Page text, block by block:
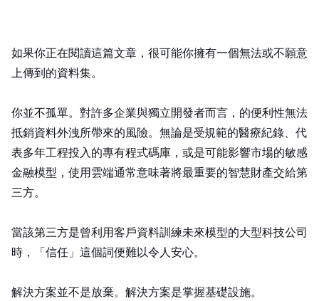
如果你正在閱讀這篇文章，很可能你擁有一個無法——或不願意——
上傳到 OpenAI 的資料集。
你並不孤單。對許多企業與獨立開發者而言，ChatGPT 的便利性無法
抵銷資料外洩所帶來的風險。無論是受 HIPAA 規範的醫療紀錄、代
表多年工程投入的專有程式碼庫，或是可能影響市場的敏感
金融模型，使用雲端 AI 通常意味著將最重要的智慧財產交給第
三方。
當該第三方是曾利用客戶資料訓練未來模型的大型科技公司
時，「信任」這個詞便難以令人安心。
解決方案並不是放棄 AI。解決方案是掌握基礎設施。